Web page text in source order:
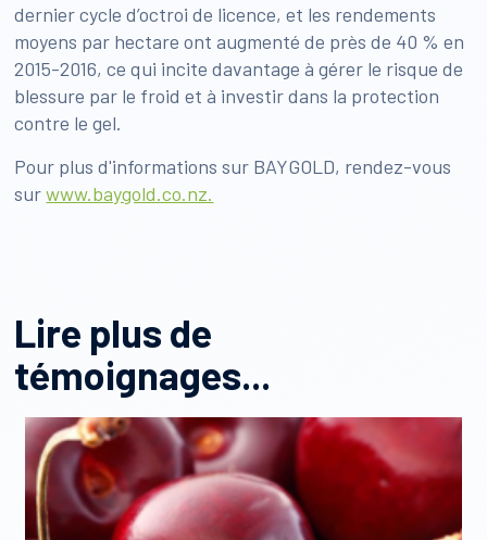
dernier cycle d’octroi de licence, et les rendements
moyens par hectare ont augmenté de près de 40 % en
2015-2016, ce qui incite davantage à gérer le risque de
blessure par le froid et à investir dans la protection
contre le gel.
Pour plus d'informations sur BAYGOLD, rendez-vous
surwww.baygold.co.nz.
Lire plus de
témoignages...